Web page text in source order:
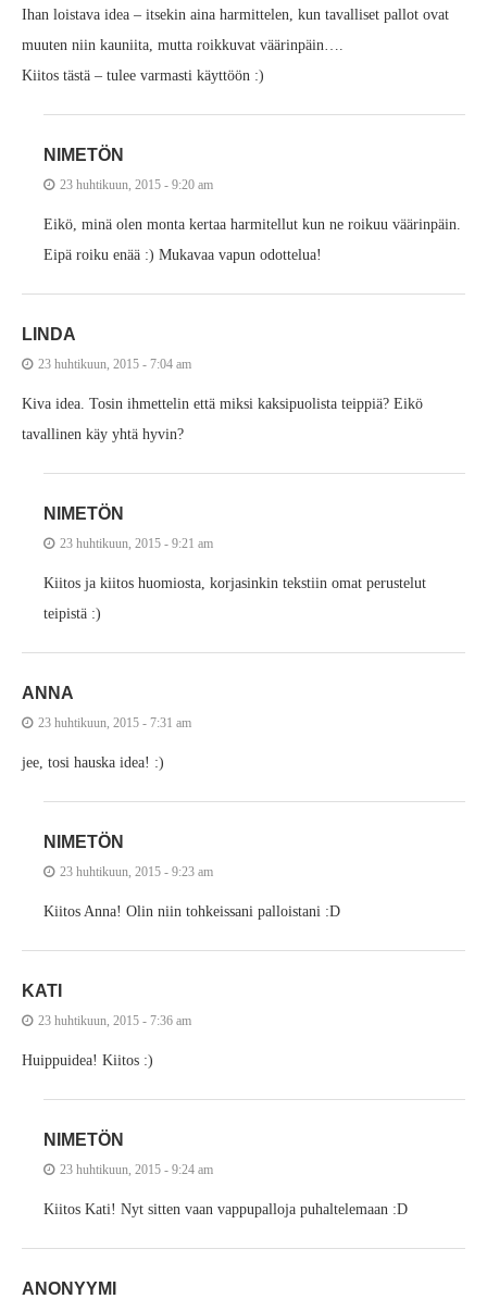
Ihan loistava idea – itsekin aina harmittelen, kun tavalliset pallot ovat
muuten niin kauniita, mutta roikkuvat väärinpäin….
Kiitos tästä – tulee varmasti käyttöön :)
NIMETÖN
23 huhtikuun, 2015 - 9:20 am
Eikö, minä olen monta kertaa harmitellut kun ne roikuu väärinpäin.
Eipä roiku enää :) Mukavaa vapun odottelua!
LINDA
23 huhtikuun, 2015 - 7:04 am
Kiva idea. Tosin ihmettelin että miksi kaksipuolista teippiä? Eikö
tavallinen käy yhtä hyvin?
NIMETÖN
23 huhtikuun, 2015 - 9:21 am
Kiitos ja kiitos huomiosta, korjasinkin tekstiin omat perustelut
teipistä :)
ANNA
23 huhtikuun, 2015 - 7:31 am
jee, tosi hauska idea! :)
NIMETÖN
23 huhtikuun, 2015 - 9:23 am
Kiitos Anna! Olin niin tohkeissani palloistani :D
KATI
23 huhtikuun, 2015 - 7:36 am
Huippuidea! Kiitos :)
NIMETÖN
23 huhtikuun, 2015 - 9:24 am
Kiitos Kati! Nyt sitten vaan vappupalloja puhaltelemaan :D
ANONYYMI